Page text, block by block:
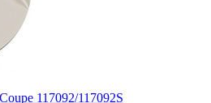
117092/117092S